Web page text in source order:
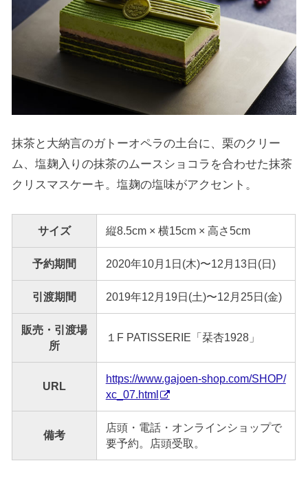
抹茶と大納言のガトーオペラの土台に、栗のクリー
ム、塩麹入りの抹茶のムースショコラを合わせた抹茶
クリスマスケーキ。塩麹の塩味がアクセント。
サイズ 縦8.5cm × 横15cm × 高さ5cm
予約期間 2020年10月1日(木)〜12月13日(日)
引渡期間 2019年12月19日(土)〜12月25日(金)
販売・引渡場
所
１F PATISSERIE「栞杏1928」
URL
https://www.gajoen-shop.com/SHOP/
xc_07.html
備考
店頭・電話・オンラインショップで
要予約。店頭受取。